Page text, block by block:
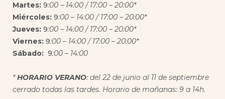
Martes: 9:00 – 14:00 / 17:00 – 20:00*
Miércoles: 9:00 – 14:00 / 17:00 – 20:00*
Jueves: 9:00 – 14:00 / 17:00 – 20:00*
Viernes: 9:00 – 14:00 / 17:00 – 20:00*
Sábado: 9:00 – 14:00
*HORARIO VERANO: del 22 de junio al 11 de septiembre
cerrado todas las tardes. Horario de mañanas: 9 a 14h.